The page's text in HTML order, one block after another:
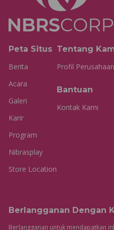
Peta Situs
Berita
Acara
Galeri
Karir
Program
Nibrasplay
Store Location
Tentang
Profil Perusahaan
Bantuan
Kontak Kami
Berlangganan Dengan
Berlangganan untuk mendapatkan